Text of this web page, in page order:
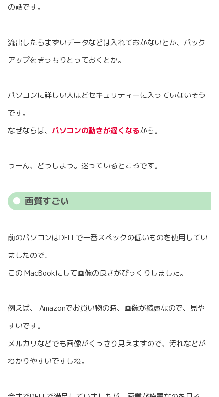
の話です。
流出したらまずいデータなどは入れておかないとか、バック
アップをきっちりとっておくとか。
パソコンに詳しい人ほどセキュリティーに入っていないそう
です。
なぜならば、 パソコンの動きが遅くなるから。
うーん、どうしよう。迷っているところです。
画質すごい
前のパソコンはDELLで一番スペックの低いものを使用してい
ましたので、
この MacBookにして画像の良さがびっくりしました。
例えば、 Amazonでお買い物の時、画像が綺麗なので、見や
すいです。
メルカリなどでも画像がくっきり見えますので、汚れなどが
わかりやすいですしね。